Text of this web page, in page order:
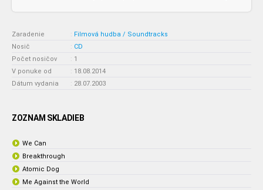
Zaradenie : Filmová hudba / Soundtracks
Nosič
: CD
Počet nosičov
: 1
V ponuke od
: 18.08.2014
Dátum vydania
: 28.07.2003
ZOZNAM SKLADIEB
We Can
Breakthrough
Atomic Dog
Me Against the World